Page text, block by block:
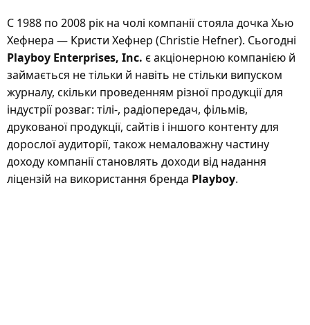
C 1988 по 2008 рік на чолі компанії стояла дочка Хью
Хефнера — Кристи Хефнер (Christie Hefner). Сьогодні
Playboy Enterprises, Inc. є акціонерною компанією й
займається не тільки й навіть не стільки випуском
журналу, скільки проведенням різної продукції для
індустрії розваг: тілі-, радіопередач, фільмів,
друкованої продукції, сайтів і іншого контенту для
дорослої аудиторії, також немаловажну частину
доходу компанії становлять доходи від надання
ліцензій на використання бренда Playboy.